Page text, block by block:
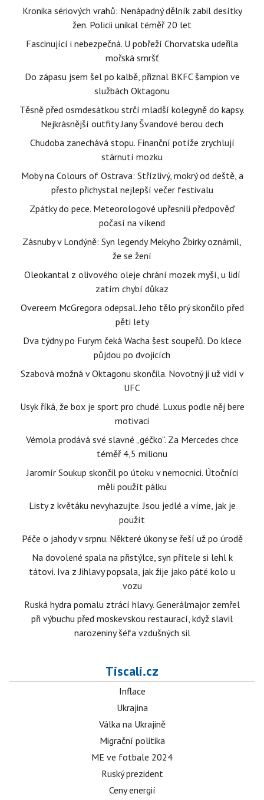
Kronika sériových vrahů: Nenápadný dělník zabil desítky
žen. Policii unikal téměř 20 let
Fascinující i nebezpečná. U pobřeží Chorvatska udeřila
mořská smršť
Do zápasu jsem šel po kalbě, přiznal BKFC šampion ve
službách Oktagonu
Těsně před osmdesátkou strčí mladší kolegyně do kapsy.
Nejkrásnější outfity Jany Švandové berou dech
Chudoba zanechává stopu. Finanční potíže zrychlují
stárnutí mozku
Moby na Colours of Ostrava: Střízlivý, mokrý od deště, a
přesto přichystal nejlepší večer festivalu
Zpátky do pece. Meteorologové upřesnili předpověď
počasí na víkend
Zásnuby v Londýně: Syn legendy Mekyho Žbirky oznámil,
že se žení
Oleokantal z olivového oleje chrání mozek myší, u lidí
zatím chybí důkaz
Overeem McGregora odepsal. Jeho tělo prý skončilo před
pěti lety
Dva týdny po Furym čeká Wacha šest soupeřů. Do klece
půjdou po dvojicích
Szabová možná v Oktagonu skončila. Novotný ji už vidí v
UFC
Usyk říká, že box je sport pro chudé. Luxus podle něj bere
motivaci
Vémola prodává své slavné „géčko“. Za Mercedes chce
téměř 4,5 milionu
Jaromír Soukup skončil po útoku v nemocnici. Útočníci
měli použít pálku
Listy z květáku nevyhazujte. Jsou jedlé a víme, jak je
použít
Péče o jahody v srpnu. Některé úkony se řeší už po úrodě
Na dovolené spala na přistýlce, syn přítele si lehl k
tátovi. Iva z Jihlavy popsala, jak žije jako páté kolo u
vozu
Ruská hydra pomalu ztrácí hlavy. Generálmajor zemřel
při výbuchu před moskevskou restaurací, když slavil
narozeniny šéfa vzdušných sil
Tiscali.cz
Inflace
Ukrajina
Válka na Ukrajině
Migrační politika
ME ve fotbale 2024
Ruský prezident
Ceny energií